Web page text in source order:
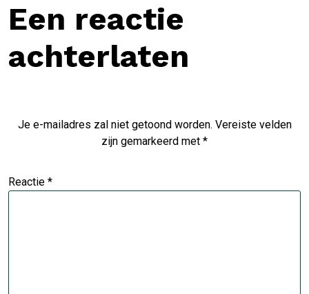
Een reactie
achterlaten
Je e-mailadres zal niet getoond worden. Vereiste velden
zijn gemarkeerd met *
Reactie *